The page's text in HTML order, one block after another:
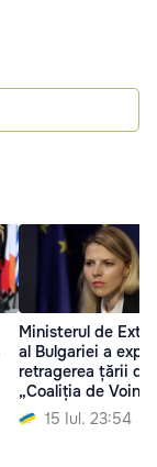
Ministerul de
al Bulgariei a
retragerea țării din
„Coaliția de
15 Iul. 23:54